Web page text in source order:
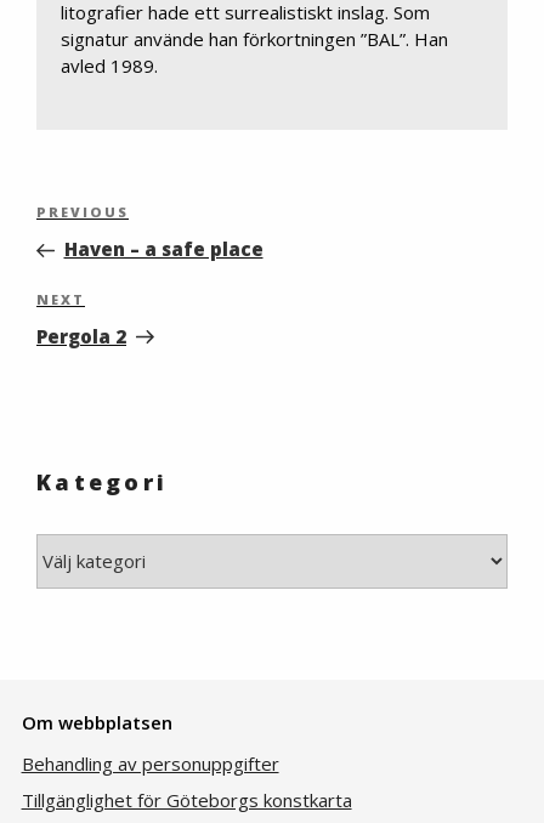
litografier hade ett surrealistiskt inslag. Som
signatur använde han förkortningen ”BAL”. Han
avled 1989.
Inläggsnavigering
Previous
Post
PREVIOUS
Haven – a safe place
Next
Post
NEXT
Pergola 2
Kategori
Om webbplatsen
Behandling av personuppgifter
Tillgänglighet för Göteborgs konstkarta